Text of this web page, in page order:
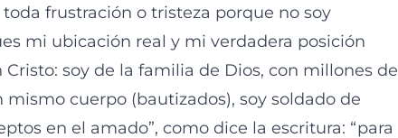
frustración o tristeza porque no soy
mi ubicación real y mi verdadera posición
soy de la familia de Dios, con millones de
cuerpo (bautizados), soy soldado de
en el amado”, como dice la escritura: “para